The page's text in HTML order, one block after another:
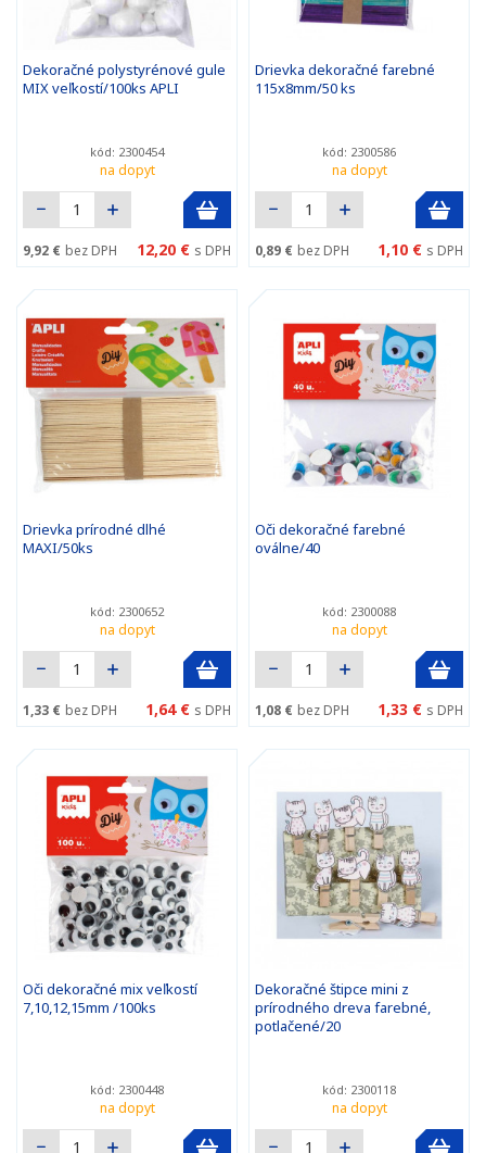
Dekoračné polystyrénové gule
MIX veľkostí/100ks APLI
kód: 2300454
na dopyt
9,92 € bez DPH 12,20 € s DPH
Drievka dekoračné farebné
115x8mm/50 ks
kód: 2300586
na dopyt
0,89 € bez DPH 1,10 € s DPH
Drievka prírodné dlhé
MAXI/50ks
kód: 2300652
na dopyt
1,33 € bez DPH 1,64 € s DPH
Oči dekoračné farebné
oválne/40
kód: 2300088
na dopyt
1,08 € bez DPH 1,33 € s DPH
Oči dekoračné mix veľkostí
7,10,12,15mm /100ks
kód: 2300448
na dopyt
Dekoračné štipce mini z
prírodného dreva farebné,
potlačené/20
kód: 2300118
na dopyt